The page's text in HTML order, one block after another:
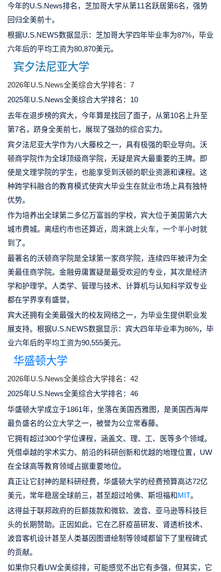
今年的U.S.News排名，芝加哥大学从第11名跃居第6名，强势
回归全美前十。
根据U.S.NEWS数据显示：芝加哥大学四年毕业率为87%，毕业
六年后的平均工资为80,870美元。
宾夕法尼亚大学
2026年U.S.News全美综合大学排名：7
2025年U.S.News全美综合大学排名：10
去年在退步榜的宾大，今年算是找回了面子，从第10名上升至
第7名，跻身全美前七，展现了强劲的综合实力。
宾夕法尼亚大学作为八大藤校之一，具有极强的职业导向。沃
顿商学院作为全球顶级商学院，无疑是宾大最重要的王牌。即
使是文理学院的学生，也能享受到沃顿的职业资源和课程。这
种跨学科融合的教育模式使宾大毕业生在就业市场上具有独特
优势。
作为培养出全球第二多亿万富翁的学校，宾大位于美国第六大
城市费城。离纽约市也还算近，周末跳上火车，一个半小时就
到了。
最著名的沃顿商学院是全球第一家商学院，连续四年被评为全
美最佳商学院。金融毋庸置疑是最受欢迎的专业，其次是经济
学和护理学。人类学、管理与技术、计算机与认知科学双专业
都在学界享有盛誉。
宾大还拥有全美最强大的校友网络之一，为毕业生提供职业发
展支持。根据U.S.NEWS数据显示：宾大四年毕业率为86%，毕
业六年后的平均工资为90,555美元。
华盛顿大学
2026年U.S.News全美综合大学排名：42
2025年U.S.News全美综合大学排名：46
华盛顿大学成立于1861年，坐落在美国西雅图，是美国西海岸
最负盛名的公立大学之一，被誉为公立常春藤。
它拥有超过300个学位课程，涵盖文、理、工、医等多个领域。
凭借卓越的学术实力、前沿的科研创新和优越的地理位置，UW
在全球高等教育领域占据重要地位。
真正让它封神的是科研经费，华盛顿大学的经费预算高达72亿
美元，常年稳居全球前三，甚至超过哈佛、斯坦福和MIT。
这得益于联邦政府的巨额拨款和微软、波音、亚马逊等科技巨
头的长期赞助。正因如此，它在乙肝疫苗研发、肾透析技术、
波音客机设计甚至人类基因图谱绘制等领域都留下了里程碑式
的贡献。
如果你只看UW全美综排，可能感觉不出它有多强，但其实，它